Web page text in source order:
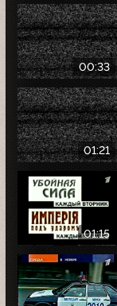
00:33
01:21
01:15